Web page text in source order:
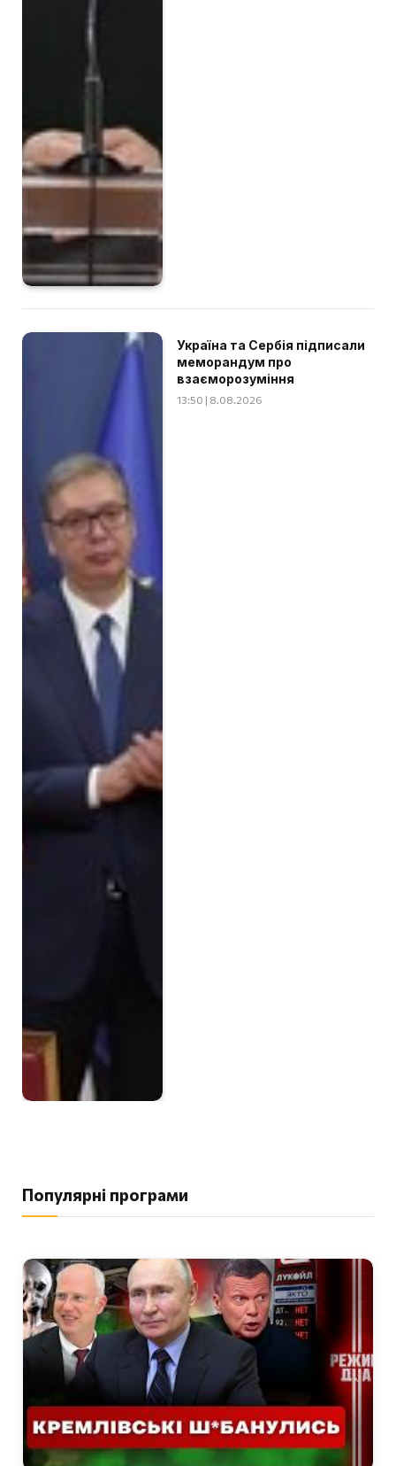
Україна та Сербія підписали
меморандум про
взаєморозуміння
13:50 | 8.08.2026
Популярні програми